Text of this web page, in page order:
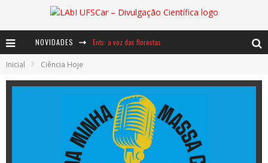
NOVIDADES Ents: a voz das florestas
Baú de Histórias - A jamais imaginada aventura com os moinhos de vento
Inicial Ciência Hoje